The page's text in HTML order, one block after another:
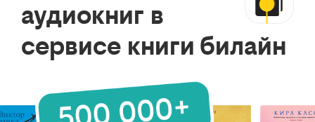
аудиокниг в
сервисе книги билайн